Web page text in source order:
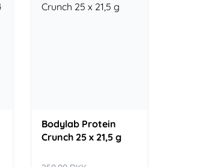
Bodylab Protein
Crunch 25 x 21,5 g